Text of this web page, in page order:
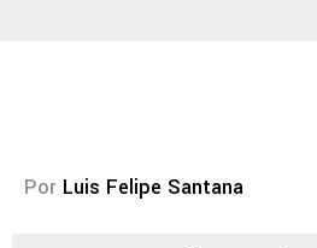
Por Luis Felipe Santana